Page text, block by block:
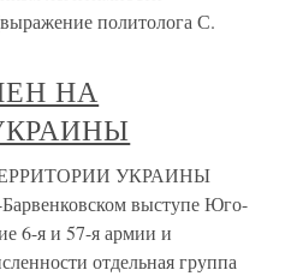
политолога С.
НА
УКРАИНЫ
выступе Юго-
6-я и 57-я армии и
отдельная группа